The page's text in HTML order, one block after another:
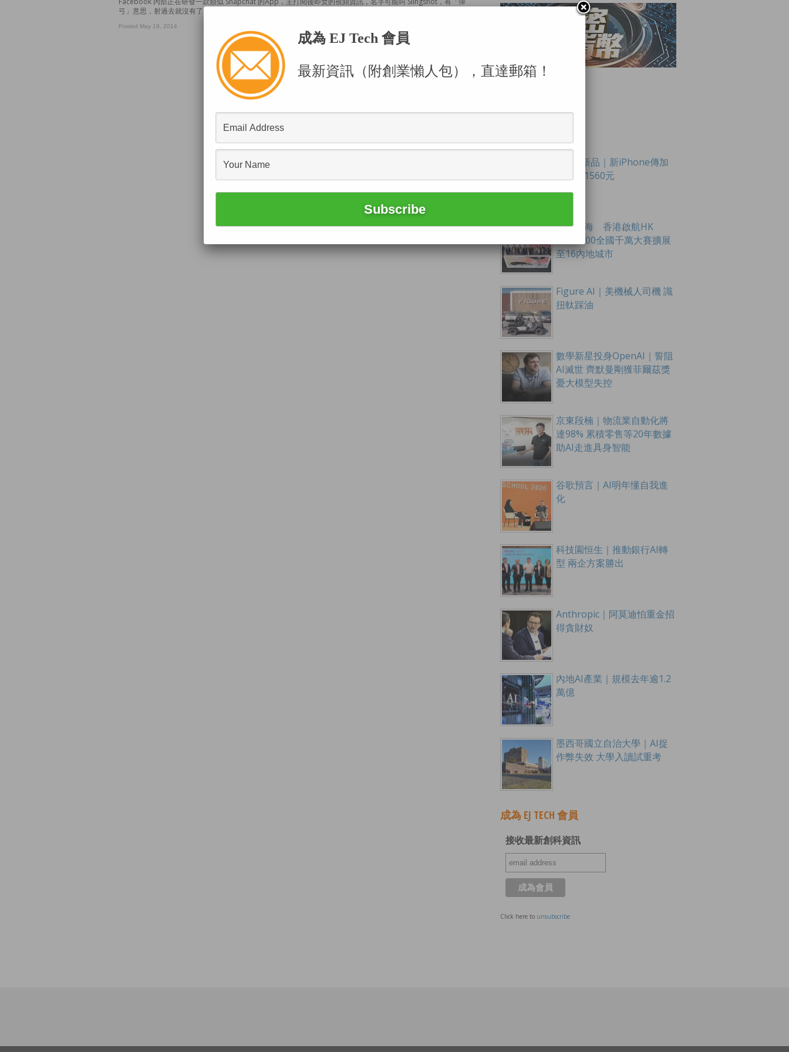
弓」意思，射過去就沒有了，可能暗喻瞬間即逝。
Posted May 19, 2014
POPULAR POSTS
Apple新品｜新iPhone傳加
價最多1560元
創科出海 香港啟航HK
Tech 300全國千萬大賽擴展
至16內地城市
Figure AI｜美機械人司機 識
扭軚踩油
數學新星投身OpenAI｜誓阻
AI滅世 齊默曼剛獲菲爾茲獎
憂大模型失控
京東段楠｜物流業自動化將
達98% 累積零售等20年數據
助AI走進具身智能
谷歌預言｜AI明年懂自我進
化
科技園恒生｜推動銀行AI轉
型 兩企方案勝出
Anthropic｜阿莫迪怕重金招
得貪財奴
內地AI產業｜規模去年逾1.2
萬億
墨西哥國立自治大學｜AI捉
作弊失效 大學入讀試重考
成為 EJ TECH 會員
接收最新創科資訊
Click here to unsubscribe
成為 EJ Tech 會員
最新資訊（附創業懶人包），直達郵箱！